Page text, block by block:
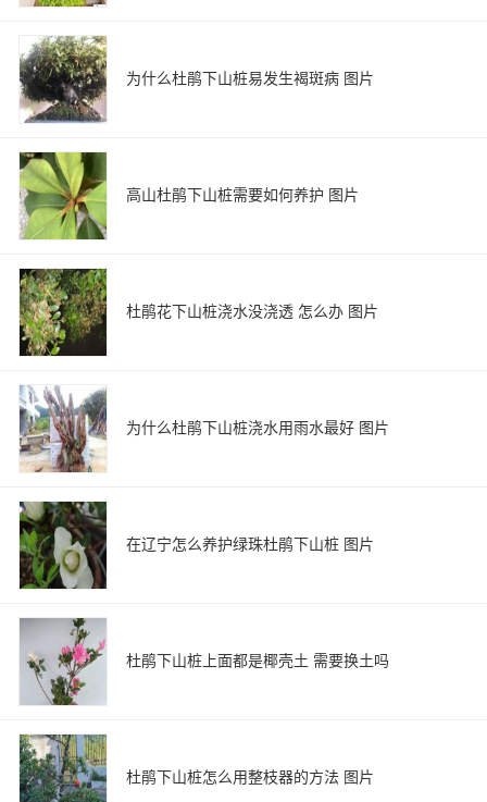
为什么杜鹃下山桩易发生褐斑病 图片
高山杜鹃下山桩需要如何养护 图片
杜鹃花下山桩浇水没浇透 怎么办 图片
为什么杜鹃下山桩浇水用雨水最好 图片
在辽宁怎么养护绿珠杜鹃下山桩 图片
杜鹃下山桩上面都是椰壳土 需要换土吗
杜鹃下山桩怎么用整枝器的方法 图片